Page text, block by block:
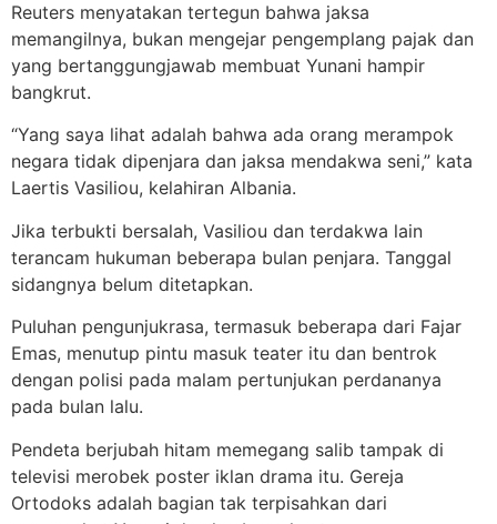
Reuters menyatakan tertegun bahwa jaksa
memangilnya, bukan mengejar pengemplang pajak dan
yang bertanggungjawab membuat Yunani hampir
bangkrut.
“Yang saya lihat adalah bahwa ada orang merampok
negara tidak dipenjara dan jaksa mendakwa seni,” kata
Laertis Vasiliou, kelahiran Albania.
Jika terbukti bersalah, Vasiliou dan terdakwa lain
terancam hukuman beberapa bulan penjara. Tanggal
sidangnya belum ditetapkan.
Puluhan pengunjukrasa, termasuk beberapa dari Fajar
Emas, menutup pintu masuk teater itu dan bentrok
dengan polisi pada malam pertunjukan perdananya
pada bulan lalu.
Pendeta berjubah hitam memegang salib tampak di
televisi merobek poster iklan drama itu. Gereja
Ortodoks adalah bagian tak terpisahkan dari